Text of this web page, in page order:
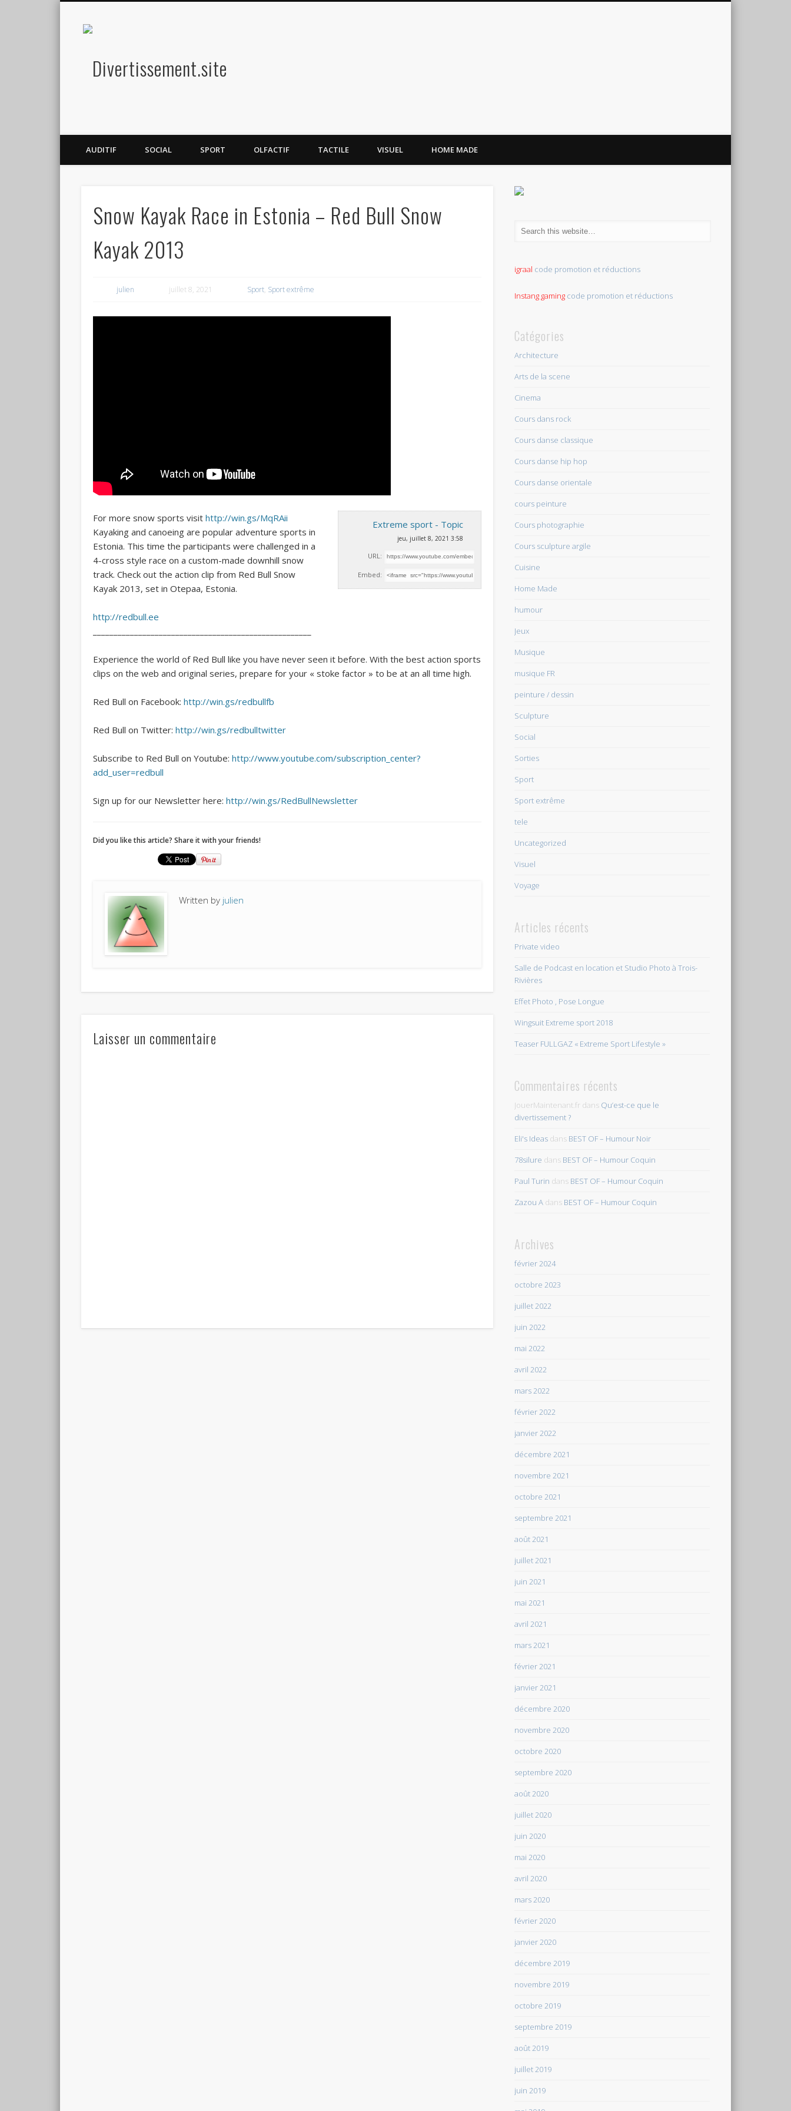
AUDITIF SOCIAL SPORT OLFACTIF TACTILE VISUEL HOME MADE
Snow Kayak Race in Estonia – Red Bull Snow
Kayak 2013
julien juillet 8, 2021 Sport, Sport extrême
Extreme sport - Topic
jeu, juillet 8, 2021 3:58
URL:
Embed:
For more snow sports visithttp://win.gs/MqRAii
Kayaking and canoeing are popular adventure sports in
Estonia. This timethe participants were challenged in a
4-cross style race on a custom-made downhill snow
track. Check out the action clip from Red Bull Snow
Kayak 2013, set in Otepaa, Estonia.
http://redbull.ee
Experience the world of Red Bull like you have never seen it before. With the best action sports
clips on the web and original series, prepare for your « stoke factor » to be at an all time high.
Red Bull on Facebook:http://win.gs/redbullfb
Red Bull on Twitter:http://win.gs/redbulltwitter
Subscribe to Red Bull on Youtube:http://www.youtube.com/subscription_center?
add_user=redbull
Sign up for our Newsletter here:http://win.gs/RedBullNewsletter
Did you like this article? Share it with your friends!
Written by julien
Laisser un commentaire
igraal code promotion et réductions
Instang gaming code promotion et réductions
Catégories
Architecture
Arts de la scene
Cinema
Cours dans rock
Cours danse classique
Cours danse hip hop
Cours danse orientale
cours peinture
Cours photographie
Cours sculpture argile
Cuisine
Home Made
humour
Jeux
Musique
musique FR
peinture / dessin
Sculpture
Social
Sorties
Sport
Sport extrême
tele
Uncategorized
Visuel
Voyage
Articles récents
Private video
Salle de Podcast en location et Studio Photo à Trois-
Rivières
Effet Photo , Pose Longue
Wingsuit Extreme sport 2018
Teaser FULLGAZ « Extreme Sport Lifestyle »
Commentaires récents
JouerMaintenant.fr dans Qu’est-ce que le
divertissement ?
Eli's Ideas dans BEST OF – Humour Noir
78silure dans BEST OF – Humour Coquin
Paul Turin dans BEST OF – Humour Coquin
Zazou A dans BEST OF – Humour Coquin
Archives
février 2024
octobre 2023
juillet 2022
juin 2022
mai 2022
avril 2022
mars 2022
février 2022
janvier 2022
décembre 2021
novembre 2021
octobre 2021
septembre 2021
août 2021
juillet 2021
juin 2021
mai 2021
avril 2021
mars 2021
février 2021
janvier 2021
décembre 2020
novembre 2020
octobre 2020
septembre 2020
août 2020
juillet 2020
juin 2020
mai 2020
avril 2020
mars 2020
février 2020
janvier 2020
décembre 2019
novembre 2019
octobre 2019
septembre 2019
août 2019
juillet 2019
juin 2019